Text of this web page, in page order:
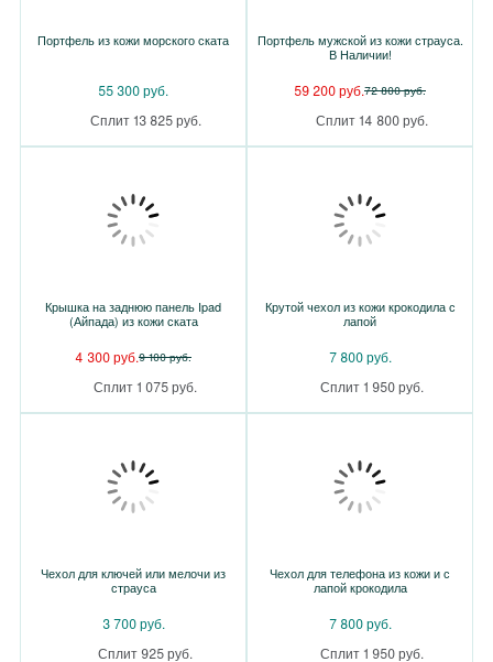
Портфель из кожи морского ската
55 300 руб.
Сплит 13 825 руб.
Портфель мужской из кожи страуса.
В Наличии!
59 200 руб.72 800 руб.
Сплит 14 800 руб.
Крышка на заднюю панель Ipad
(Айпада) из кожи ската
4 300 руб.9 100 руб.
Сплит 1 075 руб.
Крутой чехол из кожи крокодила с
лапой
7 800 руб.
Сплит 1 950 руб.
Чехол для ключей или мелочи из
страуса
3 700 руб.
Сплит 925 руб.
Чехол для телефона из кожи и с
лапой крокодила
7 800 руб.
Сплит 1 950 руб.